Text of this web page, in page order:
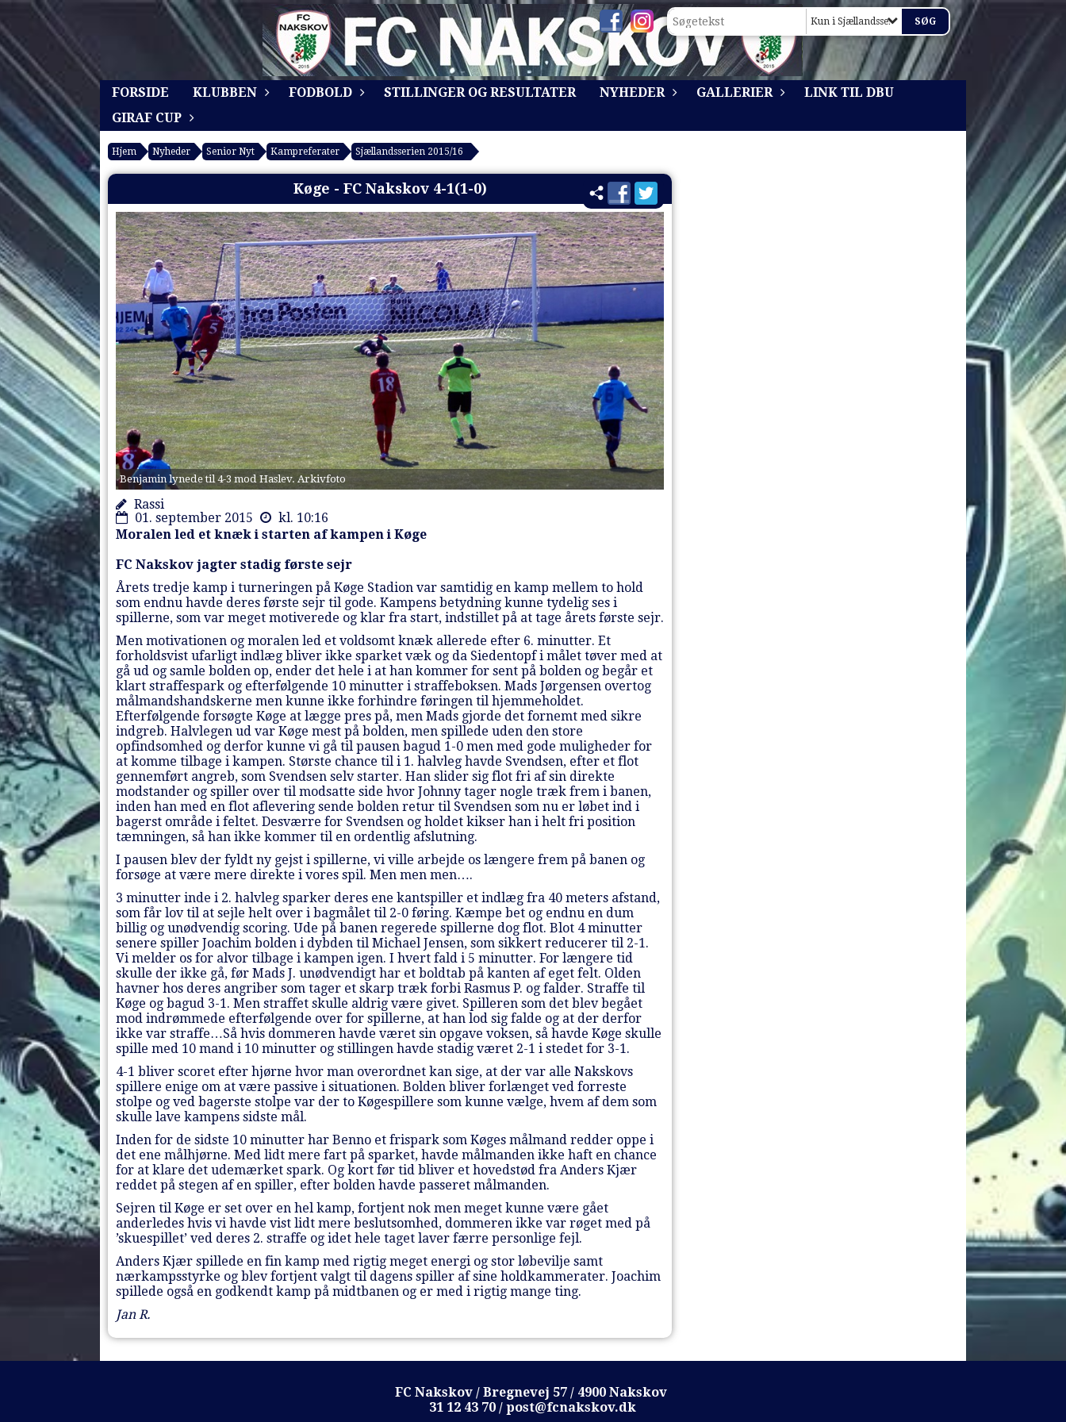
Kun i Sjællandsserien 2015/16
FORSIDE KLUBBEN FODBOLD STILLINGER OG RESULTATER NYHEDER GALLERIER
LINK TIL DBU
GIRAF CUP
Hjem Nyheder Senior Nyt Kampreferater Sjællandsserien 2015/16
Køge - FC Nakskov 4-1(1-0)
Benjamin lynede til 4-3 mod Haslev. Arkivfoto
Rassi
01. september 2015
kl. 10:16
Moralen led et knæk i starten af kampen i Køge
FC Nakskov jagter stadig første sejr
Årets tredje kamp i turneringen på Køge Stadion var samtidig en kamp mellem to hold
som endnu havde deres første sejr til gode. Kampens betydning kunne tydelig ses i
spillerne, som var meget motiverede og klar fra start, indstillet på at tage årets første sejr.
Men motivationen og moralen led et voldsomt knæk allerede efter 6. minutter. Et
forholdsvist ufarligt indlæg bliver ikke sparket væk og da Siedentopf i målet tøver med at
gå ud og samle bolden op, ender det hele i at han kommer for sent på bolden og begår et
klart straffespark og efterfølgende 10 minutter i straffeboksen. Mads Jørgensen overtog
målmandshandskerne men kunne ikke forhindre føringen til hjemmeholdet.
Efterfølgende forsøgte Køge at lægge pres på, men Mads gjorde det fornemt med sikre
indgreb. Halvlegen ud var Køge mest på bolden, men spillede uden den store
opfindsomhed og derfor kunne vi gå til pausen bagud 1-0 men med gode muligheder for
at komme tilbage i kampen. Største chance til i 1. halvleg havde Svendsen, efter et flot
gennemført angreb, som Svendsen selv starter. Han slider sig flot fri af sin direkte
modstander og spiller over til modsatte side hvor Johnny tager nogle træk frem i banen,
inden han med en flot aflevering sende bolden retur til Svendsen som nu er løbet ind i
bagerst område i feltet. Desværre for Svendsen og holdet kikser han i helt fri position
tæmningen, så han ikke kommer til en ordentlig afslutning.
I pausen blev der fyldt ny gejst i spillerne, vi ville arbejde os længere frem på banen og
forsøge at være mere direkte i vores spil. Men men men….
3 minutter inde i 2. halvleg sparker deres ene kantspiller et indlæg fra 40 meters afstand,
som får lov til at sejle helt over i bagmålet til 2-0 føring. Kæmpe bet og endnu en dum
billig og unødvendig scoring. Ude på banen regerede spillerne dog flot. Blot 4 minutter
senere spiller Joachim bolden i dybden til Michael Jensen, som sikkert reducerer til 2-1.
Vi melder os for alvor tilbage i kampen igen. I hvert fald i 5 minutter. For længere tid
skulle der ikke gå, før Mads J. unødvendigt har et boldtab på kanten af eget felt. Olden
havner hos deres angriber som tager et skarp træk forbi Rasmus P. og falder. Straffe til
Køge og bagud 3-1. Men straffet skulle aldrig være givet. Spilleren som det blev begået
mod indrømmede efterfølgende over for spillerne, at han lod sig falde og at der derfor
ikke var straffe…Så hvis dommeren havde været sin opgave voksen, så havde Køge skulle
spille med 10 mand i 10 minutter og stillingen havde stadig været 2-1 i stedet for 3-1.
4-1 bliver scoret efter hjørne hvor man overordnet kan sige, at der var alle Nakskovs
spillere enige om at være passive i situationen. Bolden bliver forlænget ved forreste
stolpe og ved bagerste stolpe var der to Køgespillere som kunne vælge, hvem af dem som
skulle lave kampens sidste mål.
Inden for de sidste 10 minutter har Benno et frispark som Køges målmand redder oppe i
det ene målhjørne. Med lidt mere fart på sparket, havde målmanden ikke haft en chance
for at klare det udemærket spark. Og kort før tid bliver et hovedstød fra Anders Kjær
reddet på stegen af en spiller, efter bolden havde passeret målmanden.
Sejren til Køge er set over en hel kamp, fortjent nok men meget kunne være gået
anderledes hvis vi havde vist lidt mere beslutsomhed, dommeren ikke var røget med på
’skuespillet’ ved deres 2. straffe og idet hele taget laver færre personlige fejl.
Anders Kjær spillede en fin kamp med rigtig meget energi og stor løbevilje samt
nærkampsstyrke og blev fortjent valgt til dagens spiller af sine holdkammerater. Joachim
spillede også en godkendt kamp på midtbanen og er med i rigtig mange ting.
Jan R.
FC Nakskov / Bregnevej 57 / 4900 Nakskov
31 12 43 70 / post@fcnakskov.dk